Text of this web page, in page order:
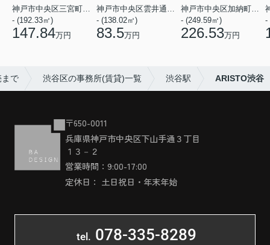
神戸市中央区三宮町１丁目
- (192.33㎡)
147.84万円
神戸市中央区雲井通７丁目
- (138.02㎡)
83.5万円
神戸市中央区加納町４丁目
- (249.59㎡)
226.53万円
-
まで 渋谷区の事務所(賃貸)一覧 渋谷駅 ARISTO渋谷
〒650-0011
兵庫県神戸市中央区下山手通３丁目
１３－２
営業時間：9:00-17:00
定休日： 土日祝日・年末年始
tel. 078-335-8289